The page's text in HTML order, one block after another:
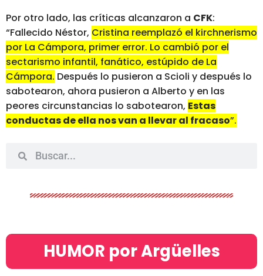
Por otro lado, las críticas alcanzaron a CFK:
“Fallecido Néstor, Cristina reemplazó el kirchnerismo
por La Cámpora, primer error. Lo cambió por el
sectarismo infantil, fanático, estúpido de La
Cámpora. Después lo pusieron a Scioli y después lo
sabotearon, ahora pusieron a Alberto y en las
peores circunstancias lo sabotearon, Estas
conductas de ella nos van a llevar al fracaso”.
HUMOR por Argüelles​